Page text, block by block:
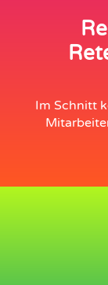
Im Schnitt